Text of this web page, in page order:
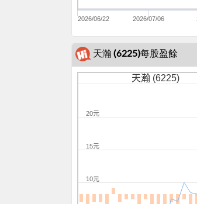
2026/06/22 2026/07/06
天瀚 (6225)每股盈餘
天瀚 (6225)
10元
15元
20元